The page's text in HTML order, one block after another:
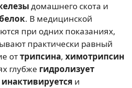
домашнего скота и
. В медицинской
при одних показаниях,
практически равный
оттрипсина, химотрипсин
глубже гидролизует
инактивируется и